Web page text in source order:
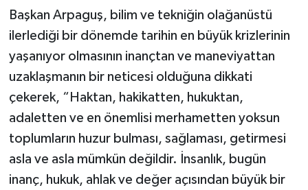
Başkan Arpaguş, bilim ve tekniğin olağanüstü
ilerlediği bir dönemde tarihin en büyük krizlerinin
yaşanıyor olmasının inançtan ve maneviyattan
uzaklaşmanın bir neticesi olduğuna dikkati
çekerek, “Haktan, hakikatten, hukuktan,
adaletten ve en önemlisi merhametten yoksun
toplumların huzur bulması, sağlaması, getirmesi
asla ve asla mümkün değildir. İnsanlık, bugün
inanç, hukuk, ahlak ve değer açısından büyük bir